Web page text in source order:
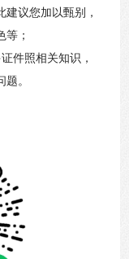
议您加以甄别，
；
件照相关知识，
。